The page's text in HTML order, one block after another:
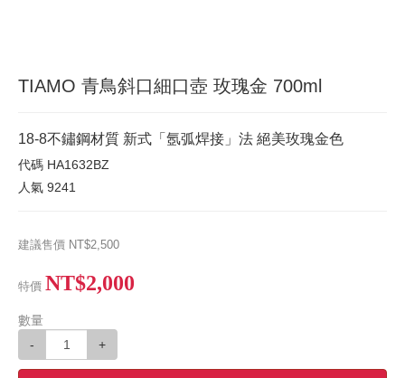
TIAMO 青鳥斜口細口壺 玫瑰金 700ml
18-8不鏽鋼材質 新式「氬弧焊接」法 絕美玫瑰金色
代碼 HA1632BZ
人氣 9241
建議售價 NT$2,500
特價 NT$2,000
數量
-
+